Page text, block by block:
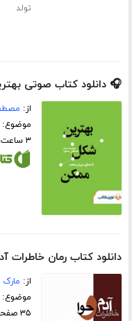
تولد
🎧 دانلود کتاب صوتی
از:
موضوع:
۳ ساعت و ۳۰ دقیقه
دانلود کتاب رمان خاطرات
از: مارک
۳۵ صفحه